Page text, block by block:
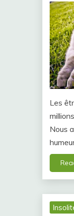
Les
Nous